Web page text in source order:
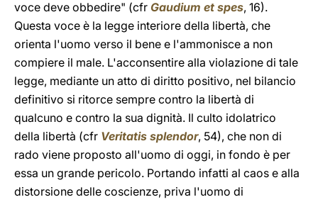
voce deve obbedire" (cfr Gaudium et spes, 16).
Questa voce è la legge interiore della libertà, che
orienta l'uomo verso il bene e l'ammonisce a non
compiere il male. L'acconsentire alla violazione di tale
legge, mediante un atto di diritto positivo, nel bilancio
definitivo si ritorce sempre contro la libertà di
qualcuno e contro la sua dignità. Il culto idolatrico
della libertà (cfr Veritatis splendor, 54), che non di
rado viene proposto all'uomo di oggi, in fondo è per
essa un grande pericolo. Portando infatti al caos e alla
distorsione delle coscienze, priva l'uomo di